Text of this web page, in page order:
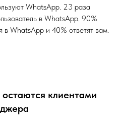
WhatsApp. 23 раза
в WhatsApp. 90%
WhatsApp и 40% ответят вам.
клиентами